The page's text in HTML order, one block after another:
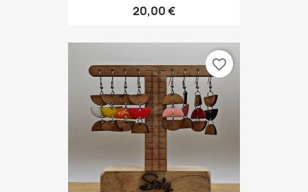
20,00 €
favorite_border